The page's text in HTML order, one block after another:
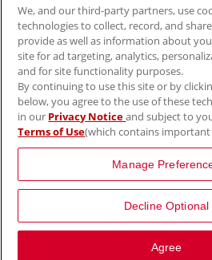
We, and our third-party partners, use
technologies to collect, record, and
provide as well as information about
site for ad targeting, analytics,
and for site functionality purposes.
By continuing to use this site or by
below, you agree to the use of these
in our Privacy Noticeand subject to
Terms of Use(which contains important
Manage
Decline Optional
Agree